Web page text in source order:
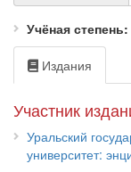
Учёная степень
Издания
Участник
Уральский
университет: